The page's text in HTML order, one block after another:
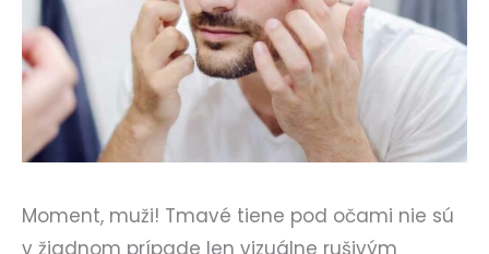
Moment, muži! Tmavé tiene pod očami nie sú
v žiadnom prípade len vizuálne rušivým